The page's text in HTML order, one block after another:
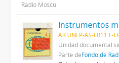
Radio Moscú
AR UNLP-AS-LR11 F-
Unidad documental
Parte deFondo de